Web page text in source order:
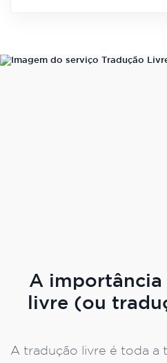
A importância
livre (ou
A tradução livre é toda a